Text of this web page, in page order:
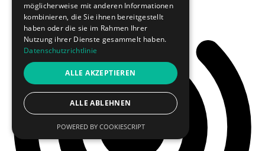
möglicherweise mit anderen Informationen
kombinieren, die Sie ihnen bereitgestellt
haben oder die sie im Rahmen Ihrer
Nutzung ihrer Dienste gesammelt haben.
Datenschutzrichtlinie
ALLE AKZEPTIEREN
ALLE ABLEHNEN
POWERED BY COOKIESCRIPT